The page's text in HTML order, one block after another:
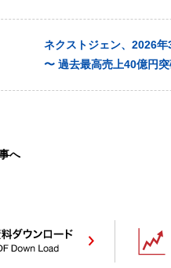
ネクストジェン、2026
〜 過去最高売上40億円
へ